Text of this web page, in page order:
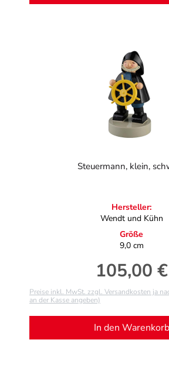
Steuermann, klein,
Hersteller:
Wendt und Kühn
Größe
9,0 cm
Regulärer Preis:
105,00 €
Preise inkl. MwSt. zzgl. Versandkosten ja
an der Kasse angeben)
In den Warenkorb